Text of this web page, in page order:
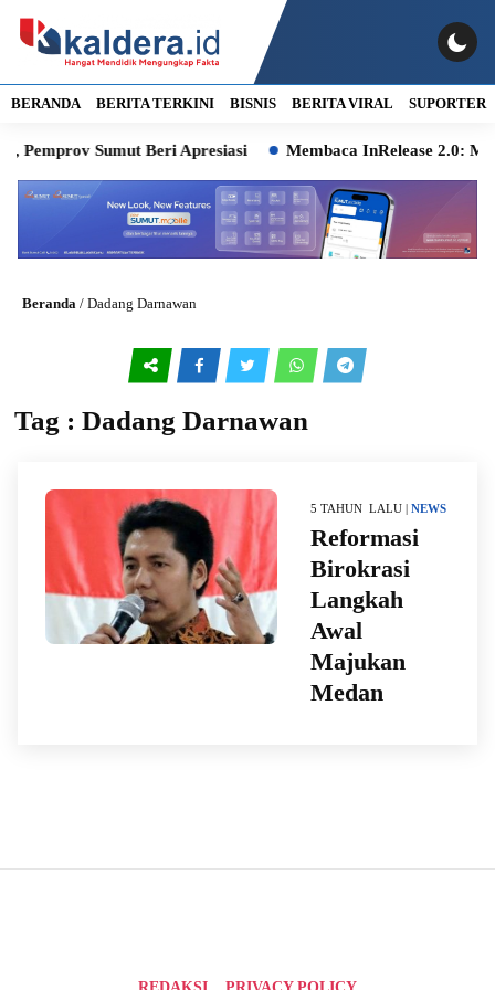
BERANDA BERITA TERKINI BISNIS BERITA VIRAL SUPORTER
Pemprov Sumut Beri Apresiasi Membaca InRelease 2.0:
Beranda / Dadang Darnawan
Tag : Dadang Darnawan
5 TAHUN LALU | NEWS
Reformasi
Birokrasi
Langkah
Awal
Majukan
Medan